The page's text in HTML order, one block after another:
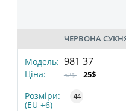
ЧЕРВОНА
Модель: 981 37
Ціна: 52$
25$
Розміри:
(EU +6)
44
КІЛЬКІСТЬ